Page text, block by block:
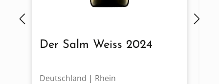
Der Salm Weiss 2024
Deutschland | Rhein